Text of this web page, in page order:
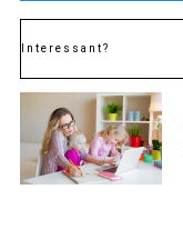
Interessant?